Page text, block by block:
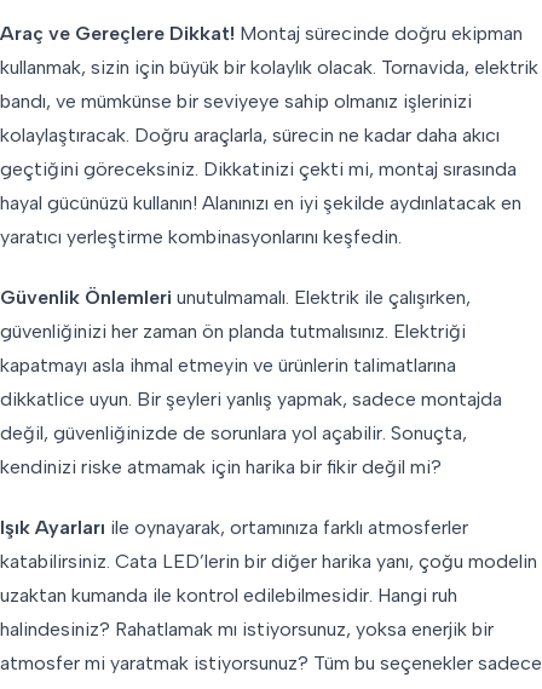
Araç ve Gereçlere Dikkat! Montaj sürecinde doğru ekipman
kullanmak, sizin için büyük bir kolaylık olacak. Tornavida, elektrik
bandı, ve mümkünse bir seviyeye sahip olmanız işlerinizi
kolaylaştıracak. Doğru araçlarla, sürecin ne kadar daha akıcı
geçtiğini göreceksiniz. Dikkatinizi çekti mi, montaj sırasında
hayal gücünüzü kullanın! Alanınızı en iyi şekilde aydınlatacak en
yaratıcı yerleştirme kombinasyonlarını keşfedin.
Güvenlik Önlemleri unutulmamalı. Elektrik ile çalışırken,
güvenliğinizi her zaman ön planda tutmalısınız. Elektriği
kapatmayı asla ihmal etmeyin ve ürünlerin talimatlarına
dikkatlice uyun. Bir şeyleri yanlış yapmak, sadece montajda
değil, güvenliğinizde de sorunlara yol açabilir. Sonuçta,
kendinizi riske atmamak için harika bir fikir değil mi?
Işık Ayarları ile oynayarak, ortamınıza farklı atmosferler
katabilirsiniz. Cata LED’lerin bir diğer harika yanı, çoğu modelin
uzaktan kumanda ile kontrol edilebilmesidir. Hangi ruh
halindesiniz? Rahatlamak mı istiyorsunuz, yoksa enerjik bir
atmosfer mi yaratmak istiyorsunuz? Tüm bu seçenekler sadece